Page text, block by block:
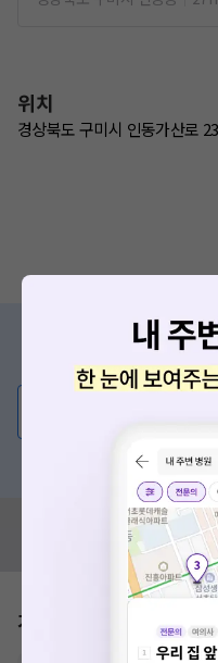
위치
경상북도 구미시 인동가산로
증상/치료,
의사가
혹은, 의료상담 서
혹시 잘못된 병원정보가
모두닥 팀에 알려주세요!
가격표